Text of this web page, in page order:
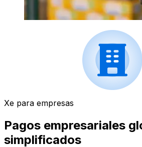
Xe para empresas
Pagos empresariales
simplificados